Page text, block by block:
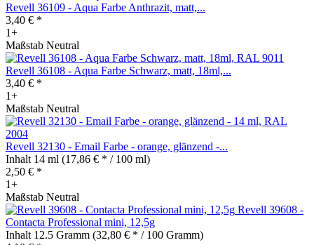
Revell 36109 - Aqua Farbe Anthrazit, matt,...
3,40 € *
1+
Maßstab Neutral
Revell 36108 - Aqua Farbe Schwarz, matt, 18ml,...
3,40 € *
1+
Maßstab Neutral
Revell 32130 - Email Farbe - orange, glänzend -...
Inhalt 14 ml (17,86 € * / 100 ml)
2,50 € *
1+
Maßstab Neutral
Revell 39608 -
Contacta Professional mini, 12,5g
Inhalt 12.5 Gramm (32,80 € * / 100 Gramm)